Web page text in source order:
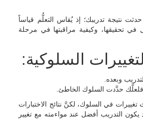
نتيجة تدريبك؛ إذ يُقاس التعلُّم قياساً
في تحقيقها، وكيفية مراقبتها في مرحلة
السلوكية:
وبعده.
فلعلَّك حدَّدت السلوك الخاطئ.
تغييرات في السلوك، لكنَّ نتائج الاختبارات
التدريب أفضل عند مواءمته مع تغيير